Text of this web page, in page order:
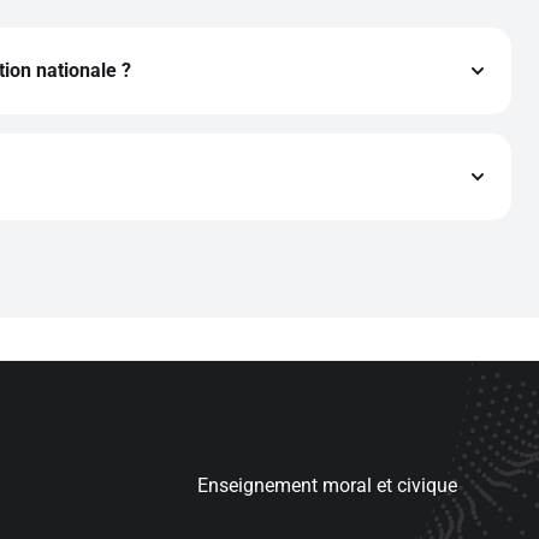
nationale ?
Enseignement moral et civique